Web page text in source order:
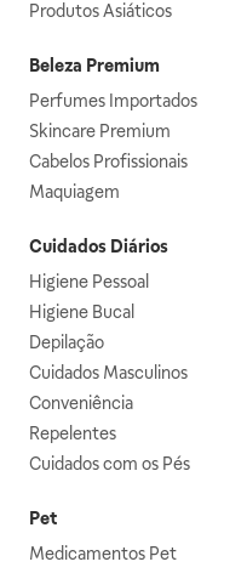
Produtos Asiáticos
Beleza Premium
Perfumes Importados
Skincare Premium
Cabelos Profissionais
Maquiagem
Cuidados Diários
Higiene Pessoal
Higiene Bucal
Depilação
Cuidados Masculinos
Conveniência
Repelentes
Cuidados com os Pés
Pet
Medicamentos Pet